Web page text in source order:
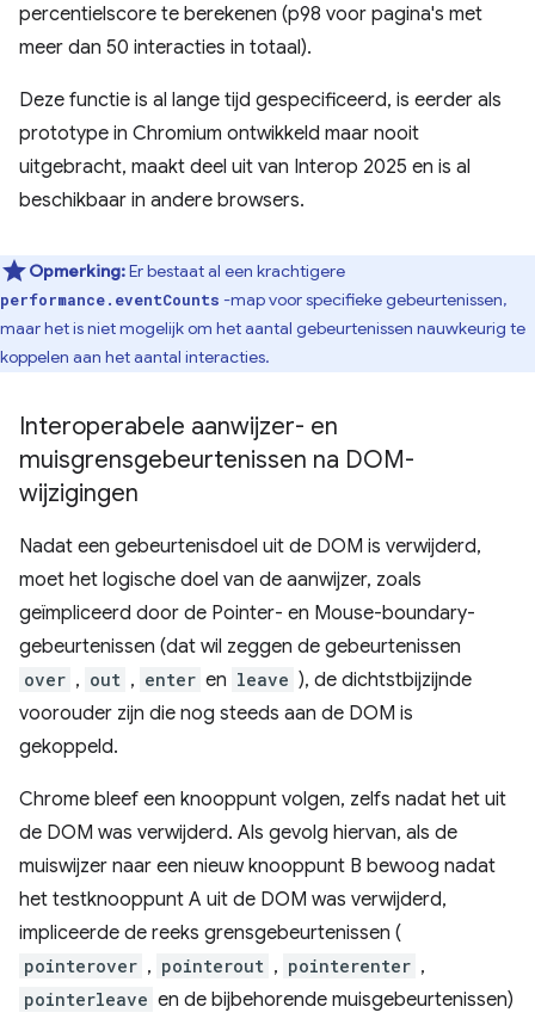
percentielscore te berekenen (p98 voor pagina's met
meer dan 50 interacties in totaal).
Deze functie is al lange tijd gespecificeerd, is eerder als
prototype in Chromium ontwikkeld maar nooit
uitgebracht, maakt deel uit van Interop 2025 en is al
beschikbaar in andere browsers.
Opmerking:Er bestaat al een krachtigere
performance.eventCounts -map voor specifieke gebeurtenissen,
maar het is niet mogelijk om het aantal gebeurtenissen nauwkeurig te
koppelen aan het aantal interacties.
Interoperabele aanwijzer- en
muisgrensgebeurtenissen na DOM-
wijzigingen
Nadat een gebeurtenisdoel uit de DOM is verwijderd,
moet het logische doel van de aanwijzer, zoals
geïmpliceerd door de Pointer- en Mouse-boundary-
gebeurtenissen (dat wil zeggen de gebeurtenissen
over , out , enter en leave ), de dichtstbijzijnde
voorouder zijn die nog steeds aan de DOM is
gekoppeld.
Chrome bleef een knooppunt volgen, zelfs nadat het uit
de DOM was verwijderd. Als gevolg hiervan, als de
muiswijzer naar een nieuw knooppunt B bewoog nadat
het testknooppunt A uit de DOM was verwijderd,
impliceerde de reeks grensgebeurtenissen (
pointerover , pointerout , pointerenter ,
pointerleave en de bijbehorende muisgebeurtenissen)